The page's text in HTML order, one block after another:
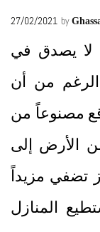
27/02/2021 by
يصدق في
من أن
مصنوعاً من
من الأرض إلى
تضفي مزيداً
المنازل